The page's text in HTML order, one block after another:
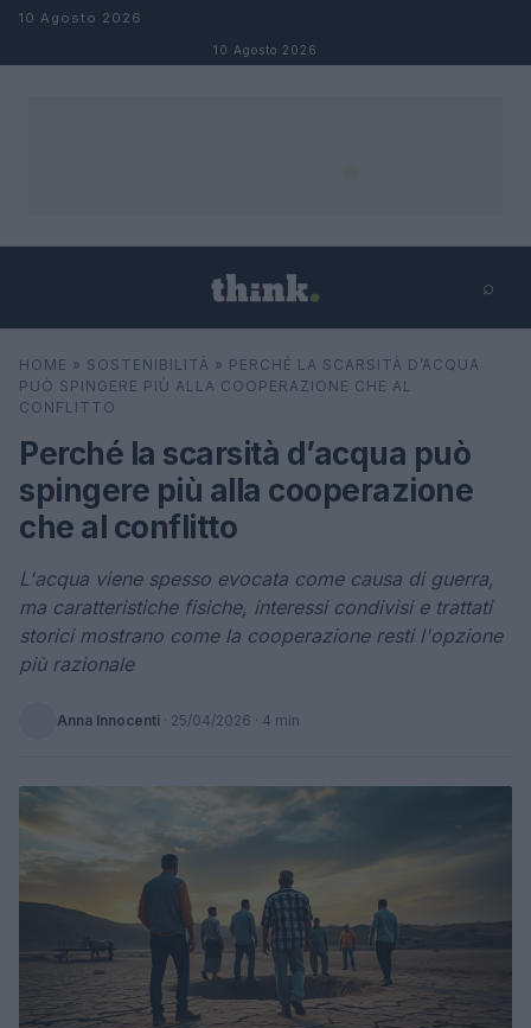
Salta al contenuto
10 Agosto 2026
10 Agosto 2026
⌕
Cerca ⌕
HOME » SOSTENIBILITÀ » PERCHÉ LA SCARSITÀ D’ACQUA
PUÒ SPINGERE PIÙ ALLA COOPERAZIONE CHE AL
CONFLITTO
Perché la scarsità d’acqua può
spingere più alla cooperazione
che al conflitto
L'acqua viene spesso evocata come causa di guerra,
ma caratteristiche fisiche, interessi condivisi e trattati
storici mostrano come la cooperazione resti l'opzione
più razionale
Anna Innocenti · 25/04/2026 · 4 min